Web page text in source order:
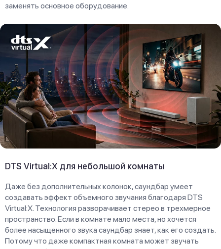
заменять основное оборудование.
DTS Virtual:X для небольшой комнаты
Даже без дополнительных колонок, саундбар умеет
создавать эффект объемного звучания благодаря DTS
Virtual:X. Технология разворачивает стерео в трехмерное
пространство. Если в комнате мало места, но хочется
более насыщенного звука саундбар знает, как его создать.
Потому что даже компактная комната может звучать